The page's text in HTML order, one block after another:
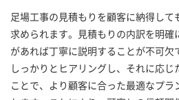
足場工事の見積もりを顧客に納得して
求められます。見積もりの内訳を明確
があれば丁寧に説明することが不可欠
しっかりとヒアリングし、それに応じ
ことで、より顧客に合った最適なプラ